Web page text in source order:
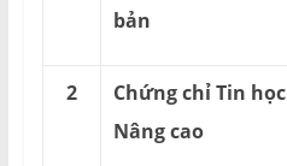
bản
2
Chứng chỉ Tin học
Nâng cao